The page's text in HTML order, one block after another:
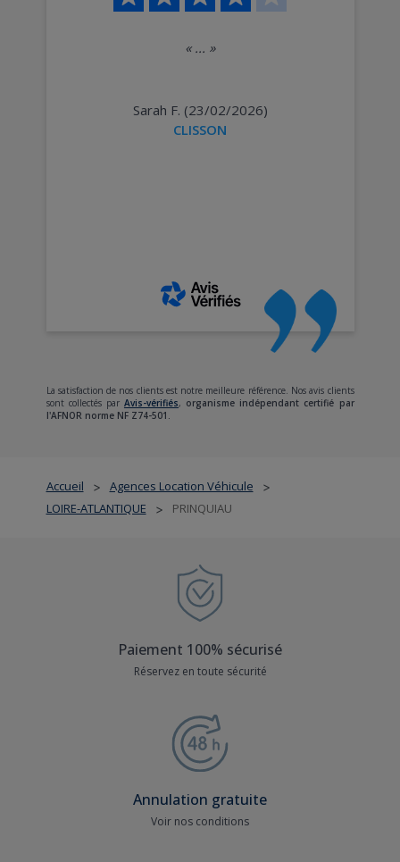
Accueil > Agences Location Véhicule >
LOIRE-ATLANTIQUE > PRINQUIAU
« ... »
Sarah F. (23/02/2026)
CLISSON
La satisfaction de nos clients est notre meilleure référence. Nos avis clients
sont collectés par Avis-vérifiés, organisme indépendant certifié par
l'AFNOR norme NF Z74-501.
Paiement 100% sécurisé
Réservez en toute sécurité
Annulation gratuite
Voir nos conditions